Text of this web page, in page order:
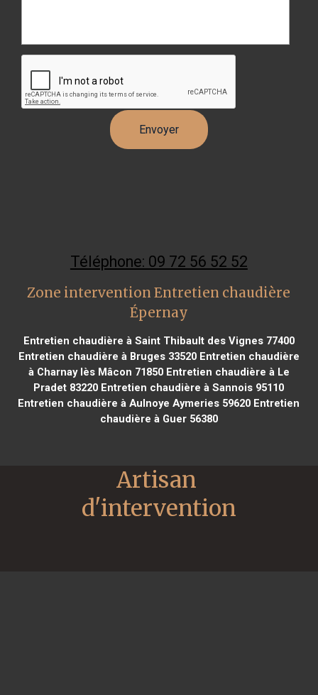
Téléphone: 09 72 56 52 52
Zone intervention Entretien chaudière
Épernay
Entretien chaudière à Saint Thibault des Vignes 77400
Entretien chaudière à Bruges 33520Entretien chaudière
à Charnay lès Mâcon 71850Entretien chaudière à Le
Pradet 83220 Entretien chaudière à Sannois 95110
Entretien chaudière à Aulnoye Aymeries 59620 Entretien
chaudière à Guer 56380
Artisan
d'intervention